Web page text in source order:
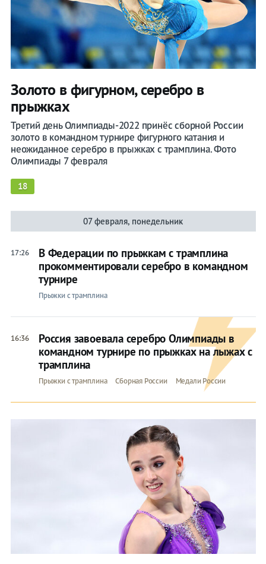
Золото в фигурном, серебро в
прыжках
Третий день Олимпиады-2022 принёс сборной России
золото в командном турнире фигурного катания и
неожиданное серебро в прыжках с трамплина. Фото
Олимпиады 7 февраля
18
07 февраля, понедельник
17:26
В Федерации по прыжкам с трамплина
прокомментировали серебро в командном
турнире
Прыжки с трамплина
16:36
Россия завоевала серебро Олимпиады в
командном турнире по прыжках на лыжах с
трамплина
Прыжки с трамплина Сборная России Медали России